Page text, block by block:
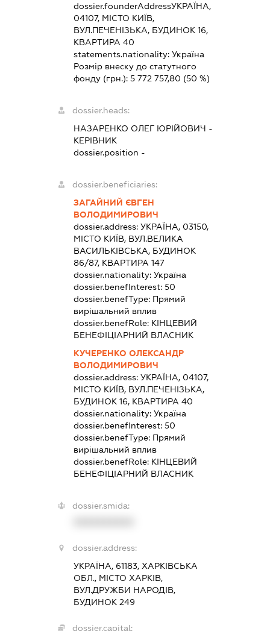
dossier.founderAddressУКРАЇНА,
04107, МІСТО КИЇВ,
ВУЛ.ПЕЧЕНІЗЬКА, БУДИНОК 16,
КВАРТИРА 40
statements.nationality: Україна
Розмір внеску до статутного
фонду (грн.): 5 772 757,80 (50 %)
dossier.heads:
НАЗАРЕНКО ОЛЕГ ЮРІЙОВИЧ -
КЕРІВНИК
dossier.position -
dossier.beneficiaries:
ЗАГАЙНИЙ ЄВГЕН
ВОЛОДИМИРОВИЧ
dossier.address: УКРАЇНА, 03150,
МІСТО КИЇВ, ВУЛ.ВЕЛИКА
ВАСИЛЬКІВСЬКА, БУДИНОК
86/87, КВАРТИРА 147
dossier.nationality: Україна
dossier.benefInterest: 50
dossier.benefType: Прямий
вирішальний вплив
dossier.benefRole: КІНЦЕВИЙ
БЕНЕФІЦІАРНИЙ ВЛАСНИК
КУЧЕРЕНКО ОЛЕКСАНДР
ВОЛОДИМИРОВИЧ
dossier.address: УКРАЇНА, 04107,
МІСТО КИЇВ, ВУЛ.ПЕЧЕНІЗЬКА,
БУДИНОК 16, КВАРТИРА 40
dossier.nationality: Україна
dossier.benefInterest: 50
dossier.benefType: Прямий
вирішальний вплив
dossier.benefRole: КІНЦЕВИЙ
БЕНЕФІЦІАРНИЙ ВЛАСНИК
dossier.smida:
dossier.address:
УКРАЇНА, 61183, ХАРКІВСЬКА
ОБЛ., МІСТО ХАРКІВ,
ВУЛ.ДРУЖБИ НАРОДІВ,
БУДИНОК 249
dossier.capital: